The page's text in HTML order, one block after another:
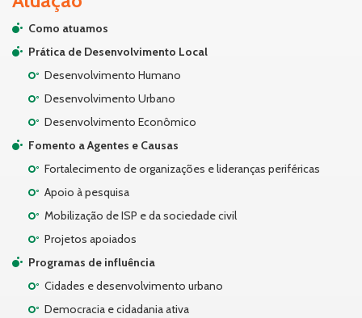
Como atuamos
Prática de Desenvolvimento Local
Desenvolvimento Humano
Desenvolvimento Urbano
Desenvolvimento Econômico
Fomento a Agentes e Causas
Fortalecimento de organizações e lideranças periféricas
Apoio à pesquisa
Mobilização de ISP e da sociedade civil
Projetos apoiados
Programas de influência
Cidades e desenvolvimento urbano
Democracia e cidadania ativa